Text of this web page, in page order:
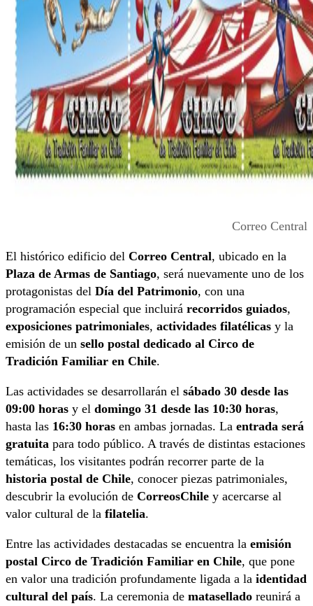
Correo Central
El histórico edificio del Correo Central, ubicado en la
Plaza de Armas de Santiago, será nuevamente uno de los
protagonistas del Día del Patrimonio, con una
programación especial que incluirá recorridos guiados,
exposiciones patrimoniales, actividades filatélicas y la
emisión de un sello postal dedicado al Circo de
Tradición Familiar en Chile.
Las actividades se desarrollarán el sábado 30 desde las
09:00 horas y el domingo 31 desde las 10:30 horas,
hasta las 16:30 horas en ambas jornadas. La entrada será
gratuita para todo público. A través de distintas estaciones
temáticas, los visitantes podrán recorrer parte de la
historia postal de Chile, conocer piezas patrimoniales,
descubrir la evolución de CorreosChile y acercarse al
valor cultural de la filatelia.
Entre las actividades destacadas se encuentra la emisión
postal Circo de Tradición Familiar en Chile, que pone
en valor una tradición profundamente ligada a la identidad
cultural del país. La ceremonia de matasellado reunirá a